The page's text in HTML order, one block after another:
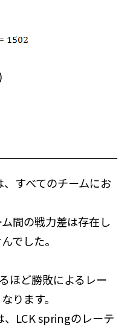
すべてのチームにお
間の戦力差は存在し
でした。
ほど勝敗によるレー
ります。
LCK springのレーテ